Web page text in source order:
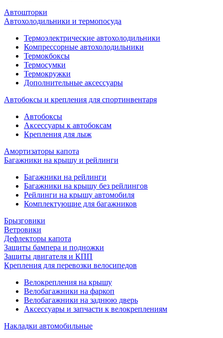
Автошторки
Автохолодильники и термопосуда
Термоэлектрические автохолодильники
Компрессорные автохолодильники
Термокбоксы
Термосумки
Термокружки
Дополнительные аксессуары
Автобоксы и крепления для спортинвентаря
Автобоксы
Аксессуары к автобоксам
Крепления для лыж
Амортизаторы капота
Багажники на крышу и рейлинги
Багажники на рейлинги
Багажники на крышу без рейлингов
Рейлинги на крышу автомобиля
Комплектующие для багажников
Брызговики
Ветровики
Дефлекторы капота
Защиты бампера и подножки
Защиты двигателя и КПП
Крепления для перевозки велосипедов
Велокрепления на крышу
Велобагажники на фаркоп
Велобагажники на заднюю дверь
Аксессуары и запчасти к велокреплениям
Накладки автомобильные